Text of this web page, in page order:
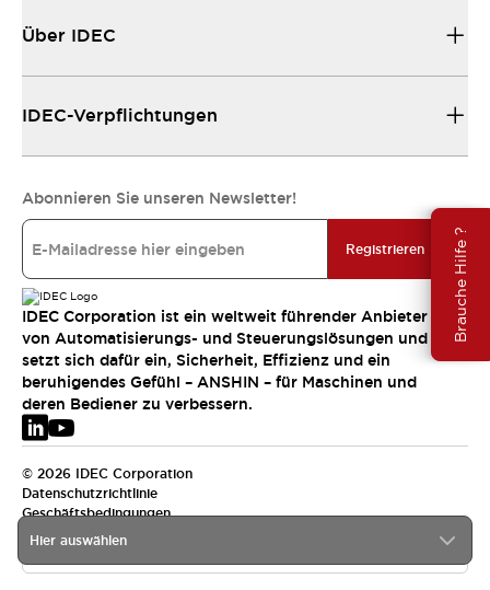
Brauche Hilfe ?
Hier auswählen
Über IDEC
IDEC-Verpflichtungen
Abonnieren Sie unseren Newsletter!
Registrieren
IDEC Corporation ist ein weltweit führender Anbieter
von Automatisierungs- und Steuerungslösungen und
setzt sich dafür ein, Sicherheit, Effizienz und ein
beruhigendes Gefühl – ANSHIN – für Maschinen und
deren Bediener zu verbessern.
© 2026 IDEC Corporation
Datenschutzrichtlinie
Geschäftsbedingungen
EMEA